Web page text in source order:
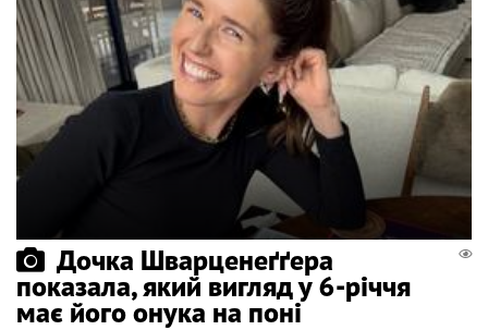
Дочка Шварценеґґера
показала, який вигляд у 6-річчя
має його онука на поні